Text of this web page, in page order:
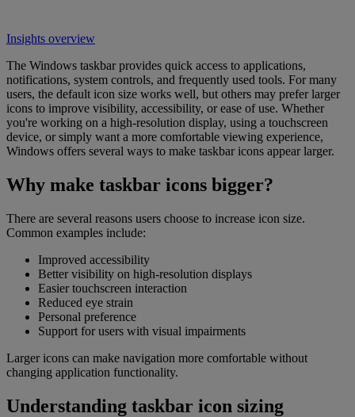
Insights overview
The Windows taskbar provides quick access to applications,
notifications, system controls, and frequently used tools. For many
users, the default icon size works well, but others may prefer larger
icons to improve visibility, accessibility, or ease of use. Whether
you're working on a high-resolution display, using a touchscreen
device, or simply want a more comfortable viewing experience,
Windows offers several ways to make taskbar icons appear larger.
Why make taskbar icons bigger?
There are several reasons users choose to increase icon size.
Common examples include:
Improved accessibility
Better visibility on high-resolution displays
Easier touchscreen interaction
Reduced eye strain
Personal preference
Support for users with visual impairments
Larger icons can make navigation more comfortable without
changing application functionality.
Understanding taskbar icon sizing